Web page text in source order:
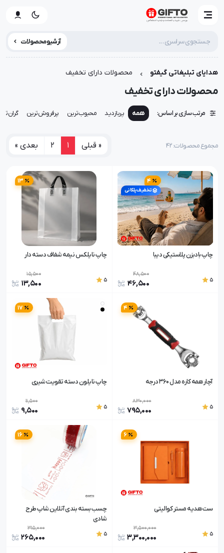
آرشیو محصولات
هدایای تبلیغاتی گیفتو محصولات دارای تخفیف
محصولات دارای تخفیف
مرتب سازی بر اساس: همه پربازدید محبوب‌ترین پرفروش‌ترین
مجموع محصولات: ۴۲ « قبلی 1
2 بعدی »
چاپ بادبزن پلاستیکی دیبا
5
48,500
46,500
4
تخفیف پلکانی
چاپ نایلکس نیمه شفاف دسته دار
5
15,500
13,500
13
آچار همه کاره مدل 360 درجه
5
830,000
795,000
4
چاپ نایلون دسته تقویت شیری
5
11,500
9,500
17
ست هدیه مستر کوالیتی
5
3,500,000
3,300,000
6
چسب بسته بندی آنلاین شاپ طرح
شادی
5
315,000
265,000
16